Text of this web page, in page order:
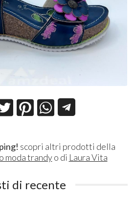
scopri altri prodotti della
moda trandyo di Laura Vita
di recente